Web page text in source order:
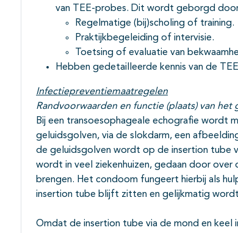
van TEE-probes. Dit wordt geborgd
Regelmatige (bij)scholing of training.
Praktijkbegeleiding of intervisie.
Toetsing of evaluatie van
Hebben gedetailleerde kennis van de
Infectiepreventiemaatregelen
Randvoorwaarden en functie (plaats) van
Bij een transoesophageale echografie wordt
geluidsgolven, via de slokdarm, een
de geluidsgolven wordt op de insertion tube
wordt in veel ziekenhuizen, gedaan door
brengen. Het condoom fungeert hierbij als
insertion tube blijft zitten en gelijkmatig
Omdat de insertion tube via de mond en keel